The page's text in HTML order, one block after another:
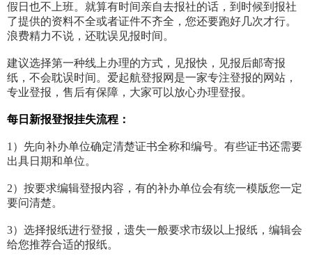
假日也不上班。就算有时间亲自去报社的话，到时候到报社
了提供的资料不全或者证件不齐全，您还要跑好几次才行。
浪费精力不说，还耽误见报时间。
建议选择第一种线上办理的方式，见报快，见报后邮寄报
纸，不会耽误时间。爱起航登报网是一家专注登报的网站，
专业登报，售后有保障，大家可以放心办理登报。
每日新报登报挂失流程：
1）先向补办单位确定清楚证书全称和编号。有些证书还需要
出具日期和单位。
2）按要求编辑登报内容，有的补办单位会有统一模版您一定
要问清楚。
3）选择报纸进行登报，遗失一般要求市级以上报纸，编辑会
给您推荐合适的报纸。